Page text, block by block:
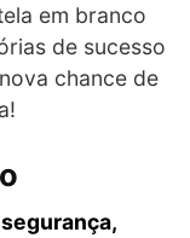
em branco
de sucesso
chance de